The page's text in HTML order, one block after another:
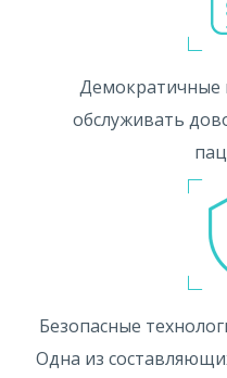
Демократичные
обслуживать
Безопасные
Одна из